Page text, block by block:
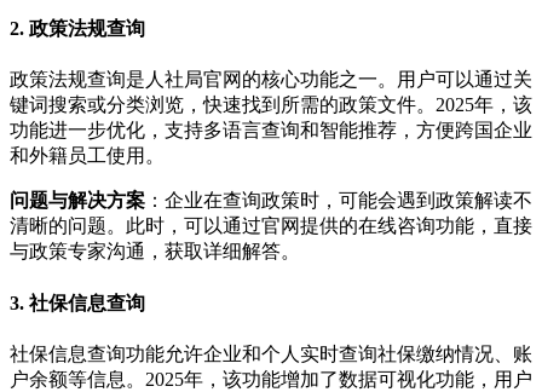
2. 政策法规查询
政策法规查询是人社局官网的核心功能之一。用户可以通过关
键词搜索或分类浏览，快速找到所需的政策文件。2025年，该
功能进一步优化，支持多语言查询和智能推荐，方便跨国企业
和外籍员工使用。
问题与解决方案 ：企业在查询政策时，可能会遇到政策解读不
清晰的问题。此时，可以通过官网提供的在线咨询功能，直接
与政策专家沟通，获取详细解答。
3. 社保信息查询
社保信息查询功能允许企业和个人实时查询社保缴纳情况、账
户余额等信息。2025年，该功能增加了数据可视化功能，用户